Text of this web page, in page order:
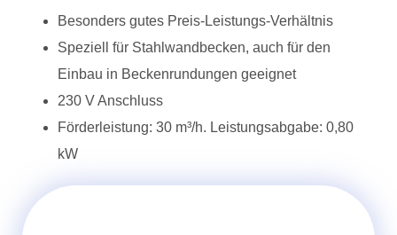
Besonders gutes Preis-Leistungs-Verhältnis
Speziell für Stahlwandbecken, auch für den
Einbau in Beckenrundungen geeignet
230 V Anschluss
Förderleistung: 30 m³/h. Leistungsabgabe: 0,80
kW